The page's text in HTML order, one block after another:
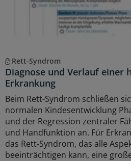
Rett-Syndrom
Diagnose und Verlauf einer
Erkrankung
Beim Rett-Syndrom schließen
normalen Kindesentwicklung
und der Regression zentraler
und Handfunktion an. Für
das Rett-Syndrom, das alle
beeinträchtigen kann, eine